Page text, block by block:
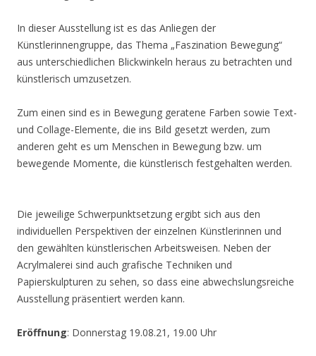
In dieser Ausstellung ist es das Anliegen der
Künstlerinnengruppe, das Thema „Faszination Bewegung“
aus unterschiedlichen Blickwinkeln heraus zu betrachten und
künstlerisch umzusetzen.
Zum einen sind es in Bewegung geratene Farben sowie Text-
und Collage-Elemente, die ins Bild gesetzt werden, zum
anderen geht es um Menschen in Bewegung bzw. um
bewegende Momente, die künstlerisch festgehalten werden.
Die jeweilige Schwerpunktsetzung ergibt sich aus den
individuellen Perspektiven der einzelnen Künstlerinnen und
den gewählten künstlerischen Arbeitsweisen. Neben der
Acrylmalerei sind auch grafische Techniken und
Papierskulpturen zu sehen, so dass eine abwechslungsreiche
Ausstellung präsentiert werden kann.
Eröffnung: Donnerstag 19.08.21, 19.00 Uhr